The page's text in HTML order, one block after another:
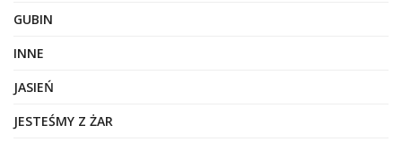
GUBIN
INNE
JASIEŃ
JESTEŚMY Z ŻAR